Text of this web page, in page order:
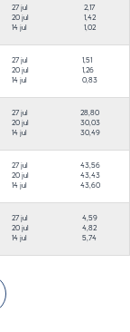
27 jul
20 jul
14 jul
2,17
1,42
1,02
27 jul
20 jul
14 jul
1,51
1,26
0,83
27 jul
20 jul
14 jul
28,80
30,03
30,49
27 jul
20 jul
14 jul
43,56
43,43
43,60
27 jul
20 jul
14 jul
4,59
4,82
5,74